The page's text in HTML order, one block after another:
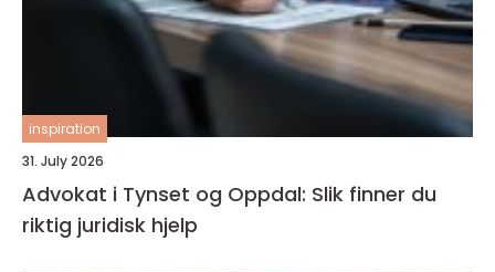
inspiration
31. July 2026
Advokat i Tynset og Oppdal: Slik finner du
riktig juridisk hjelp